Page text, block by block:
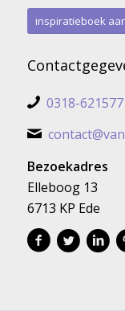
inspiratieboek
0318-621577
Bezoekadres
Elleboog 13
6713 KP Ede